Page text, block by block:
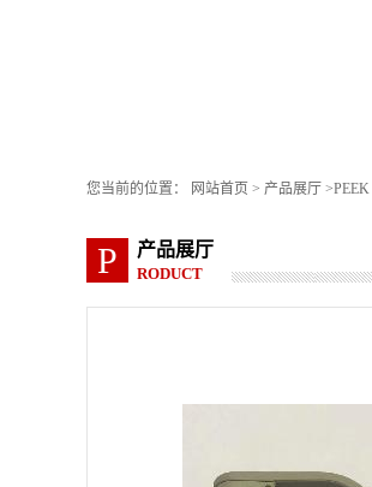
您当前的位置： 网站首页 > 产品展厅 >PEEK
P 产品展厅
RODUCT